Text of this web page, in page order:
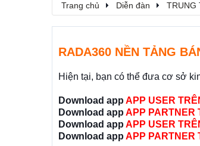
Trang chủ Diễn đàn TRUNG
RADA360 NỀN TẢNG
Hiện tại, bạn có thể đưa cơ sở
Download app APP USER
Download app APP PARTNER
Download app APP USER
Download app APP PARTNER